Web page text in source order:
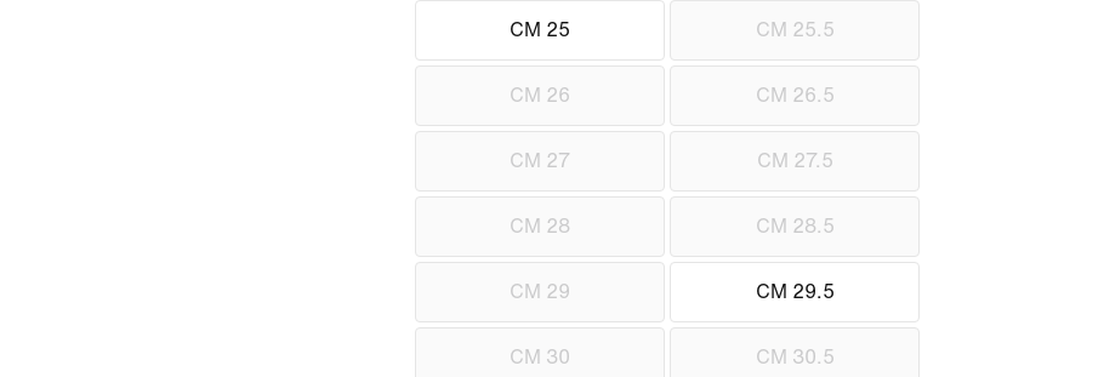
CM 25 CM 25.5
CM 26 CM 26.5
CM 27 CM 27.5
CM 28 CM 28.5
CM 29 CM 29.5
CM 30 CM 30.5